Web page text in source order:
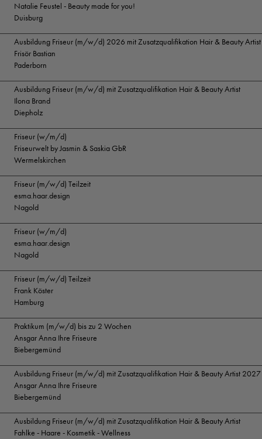
Natalie Feustel - Beauty made for you!
Duisburg
Ausbildung Friseur (m/w/d) 2026 mit Zusatzqualifikation Hair & Beauty Artist
Frisör Bastian
Paderborn
Ausbildung Friseur (m/w/d) mit Zusatzqualifikation Hair & Beauty Artist
Ilona Brand
Diepholz
Friseur (w/m/d)
Friseurwelt by Jasmin & Saskia GbR
Wermelskirchen
Friseur (m/w/d) Teilzeit
esma.haar.design
Nagold
Friseur (w/m/d)
esma.haar.design
Nagold
Friseur (m/w/d) Teilzeit
Frank Köster
Hamburg
Praktikum (m/w/d) bis zu 2 Wochen
Ansgar Anna Ihre Friseure
Biebergemünd
Ausbildung Friseur (m/w/d) mit Zusatzqualifikation Hair & Beauty Artist 2027
Ansgar Anna Ihre Friseure
Biebergemünd
Ausbildung Friseur (m/w/d) mit Zusatzqualifikation Hair & Beauty Artist
Fahlke - Haare - Kosmetik - Wellness